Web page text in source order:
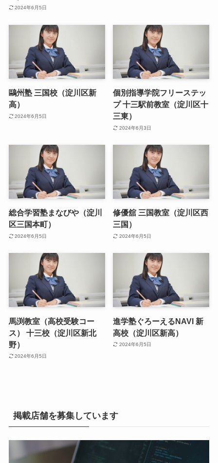
2024年6月5日
鷗州塾 三国校（淀川区新
高）
2024年6月5日
個別指導学院フリーステッ
プ 十三駅前教室（淀川区十
三東）
2024年6月3日
総合学習塾まなびや（淀川
区三国本町）
2024年6月5日
修優舘 三国教室（淀川区西
三国）
2024年6月5日
馬渕教室（高校受験コー
ス） 十三校（淀川区新北
野）
2024年6月5日
進学塾ぐろーえるNAVI 新
高校（淀川区新高）
2024年6月5日
掲載店舗を募集しています